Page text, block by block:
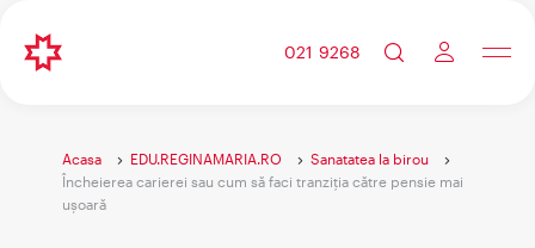
021 9268
Acasa EDU.REGINAMARIA.RO
Sanatatea la birou
Încheierea carierei sau cum să faci tranziția către pensie mai
ușoară